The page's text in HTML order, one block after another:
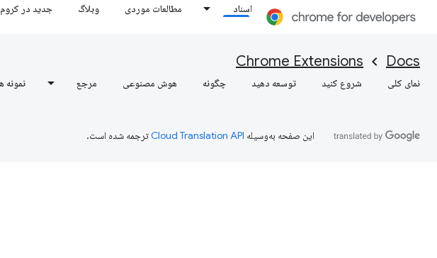
اسناد مطالعات موردی وبلاگ جدید در کروم
Docs
Chrome Extensions
نمای کلی شروع کنید توسعه دهید چگونه هوش مصنوعی مرجع نمونه
این صفحه به‌وسیله ترجمه شده است.